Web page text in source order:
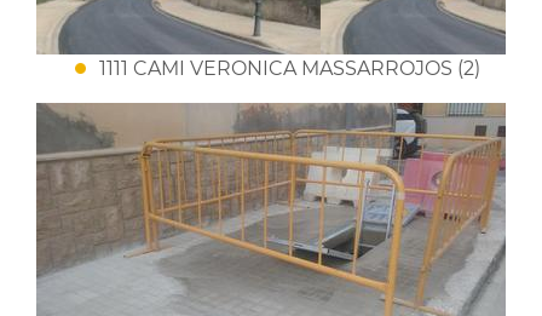
1111 CAMI VERONICA MASSARROJOS (2)